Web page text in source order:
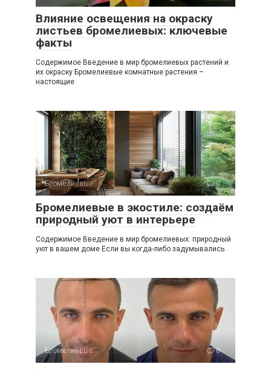
Влияние освещения на окраску
листьев бромелиевых: ключевые
факты
Содержимое Введение в мир бромелиевых растений и
их окраску Бромелиевые комнатные растения –
настоящие
Бромелиевые 0
Бромелиевые в экостиле: создаём
природный уют в интерьере
Содержимое Введение в мир бромелиевых: природный
уют в вашем доме Если вы когда-либо задумывались
Бромелиевые 0